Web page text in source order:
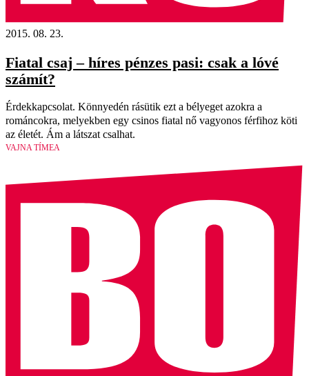
2015. 08. 23.
Fiatal csaj – híres pénzes pasi: csak a lóvé
számít?
Érdekkapcsolat. Könnyedén rásütik ezt a bélyeget azokra a
románcokra, melyekben egy csinos fiatal nő vagyonos férfihoz köti
az életét. Ám a látszat csalhat.
VAJNA TÍMEA